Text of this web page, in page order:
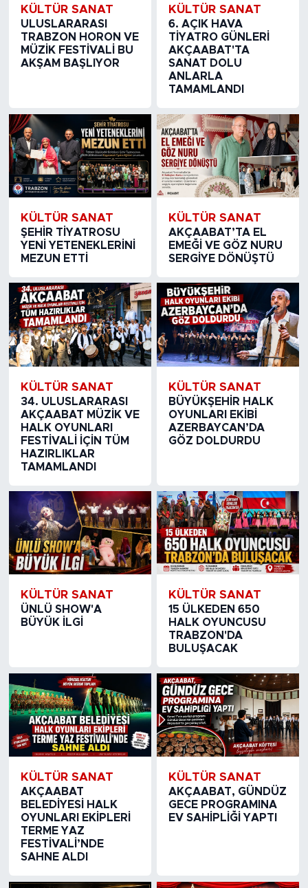
KÜLTÜR SANAT
ULUSLARARASI
TRABZON HORON VE
MÜZİK FESTİVALİ BU
AKŞAM BAŞLIYOR
KÜLTÜR SANAT
6. AÇIK HAVA
TİYATRO GÜNLERİ
AKÇAABAT'TA
SANAT DOLU
ANLARLA
TAMAMLANDI
KÜLTÜR SANAT
ŞEHİR TİYATROSU
YENİ YETENEKLERİNİ
MEZUN ETTİ
KÜLTÜR SANAT
AKÇAABAT’TA EL
EMEĞİ VE GÖZ NURU
SERGİYE DÖNÜŞTÜ
KÜLTÜR SANAT
34. ULUSLARARASI
AKÇAABAT MÜZİK VE
HALK OYUNLARI
FESTİVALİ İÇİN TÜM
HAZIRLIKLAR
TAMAMLANDI
KÜLTÜR SANAT
BÜYÜKŞEHİR HALK
OYUNLARI EKİBİ
AZERBAYCAN’DA
GÖZ DOLDURDU
KÜLTÜR SANAT
ÜNLÜ SHOW'A
BÜYÜK İLGİ
KÜLTÜR SANAT
15 ÜLKEDEN 650
HALK OYUNCUSU
TRABZON'DA
BULUŞACAK
KÜLTÜR SANAT
AKÇAABAT
BELEDİYESİ HALK
OYUNLARI EKİPLERİ
TERME YAZ
FESTİVALİ’NDE
SAHNE ALDI
KÜLTÜR SANAT
AKÇAABAT, GÜNDÜZ
GECE PROGRAMINA
EV SAHİPLİĞİ YAPTI